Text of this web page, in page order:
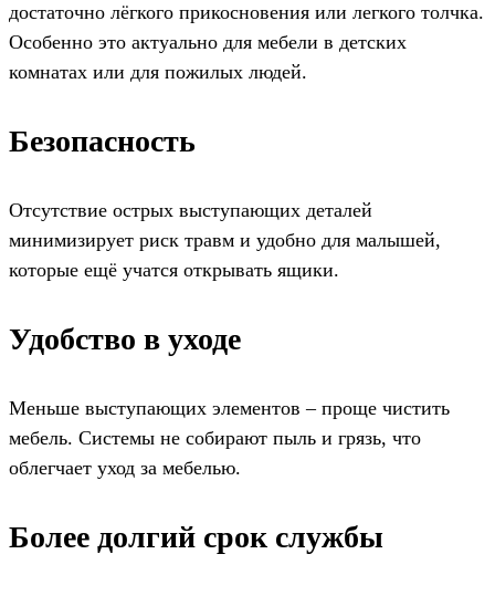
достаточно лёгкого прикосновения или легкого толчка.
Особенно это актуально для мебели в детских
комнатах или для пожилых людей.
Безопасность
Отсутствие острых выступающих деталей
минимизирует риск травм и удобно для малышей,
которые ещё учатся открывать ящики.
Удобство в уходе
Меньше выступающих элементов – проще чистить
мебель. Системы не собирают пыль и грязь, что
облегчает уход за мебелью.
Более долгий срок службы